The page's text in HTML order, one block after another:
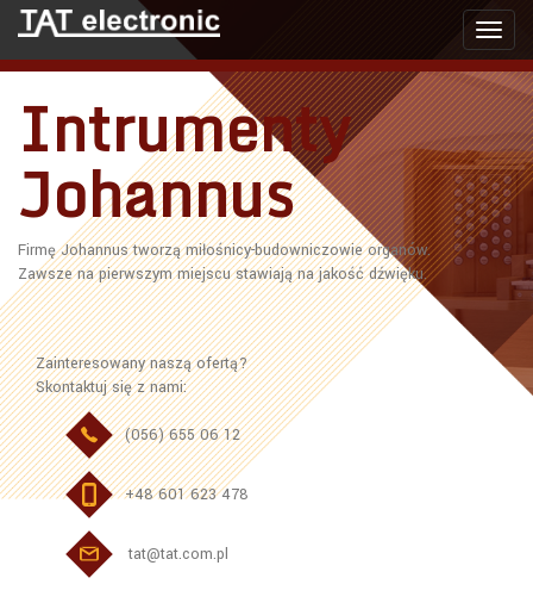
Intrumenty
Johannus
Firmę Johannus tworzą miłośnicy-budowniczowie organów.
Zawsze na pierwszym miejscu stawiają na jakość dźwięku.
Zainteresowany naszą ofertą?
Skontaktuj się z nami:
(056) 655 06 12
+48 601 623 478
tat@tat.com.pl